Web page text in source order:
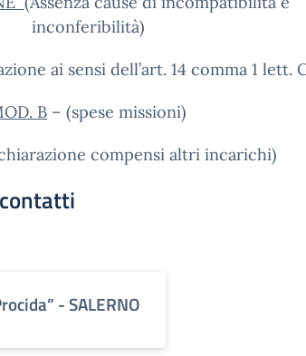
inconferibilità)
ai sensi dell’art. 14 comma 1 lett.
B – (spese missioni)
compensi altri incarichi)
- SALERNO